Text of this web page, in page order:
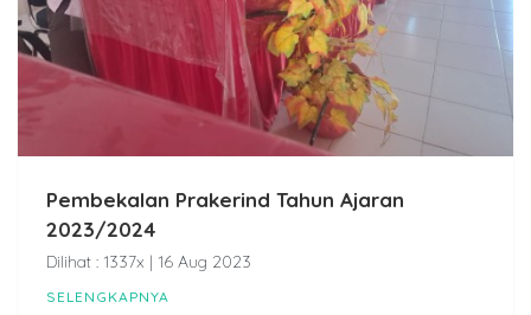
Pembekalan Prakerind Tahun Ajaran
2023/2024
Dilihat : 1337x | 16 Aug 2023
SELENGKAPNYA